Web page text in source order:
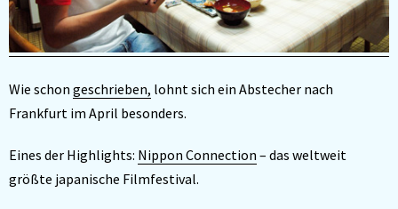
Wie schon geschrieben, lohnt sich ein Abstecher nach
Frankfurt im April besonders.
Eines der Highlights: Nippon Connection – das weltweit
größte japanische Filmfestival.